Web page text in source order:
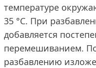
температуре
35 °С. При
добавляется
перемешиванием.
разбавлению